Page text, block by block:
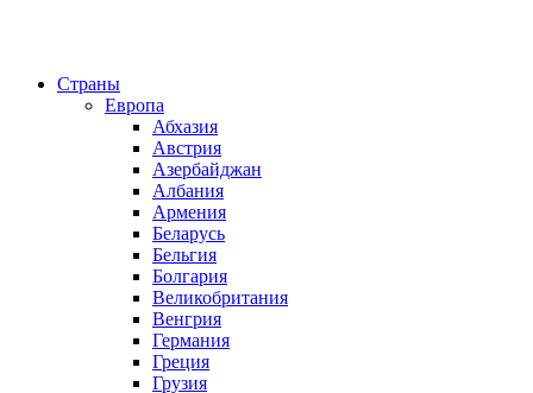
Страны
Европа
Абхазия
Австрия
Азербайджан
Албания
Армения
Беларусь
Бельгия
Болгария
Великобритания
Венгрия
Германия
Греция
Грузия